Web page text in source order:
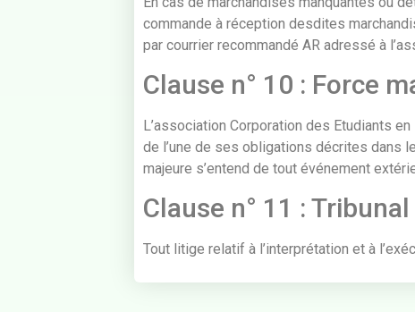
commande à réception desdites
par courrier recommandé AR adressé à
Clause n° 10 : Force
L’association Corporation des Etudiants
de l’une de ses obligations décrites dans
majeure s’entend de tout événement
Clause n° 11 :
Tout litige relatif à l’interprétation et à